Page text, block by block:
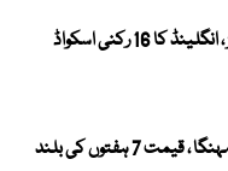
پاکستان کیخلاف ٹیسٹ سیریز ، انگلینڈ کا 16 رکنی اسکواڈ
عالمی مارکیٹ میں سونا مزید مہنگا ، قیمت 7 ہفتوں کی بلند